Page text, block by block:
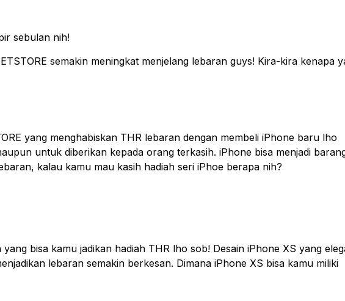
sebulan nih!
semakin meningkat menjelang lebaran guys! Kira-kira kenapa
yang menghabiskan THR lebaran dengan membeli iPhone baru lho
untuk diberikan kepada orang terkasih. iPhone bisa menjadi
kalau kamu mau kasih hadiah seri iPhoe berapa nih?
bisa kamu jadikan hadiah THR lho sob! Desain iPhone XS yang
lebaran semakin berkesan. Dimana iPhone XS bisa kamu miliki